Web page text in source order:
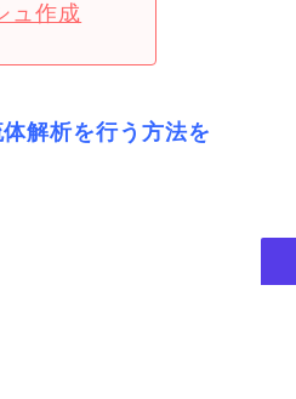
ュ作成
解析を行う方法を